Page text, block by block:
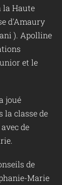
la Haute
d'Amaury
). Apolline
et le
joué
la classe de
de
de
Marie